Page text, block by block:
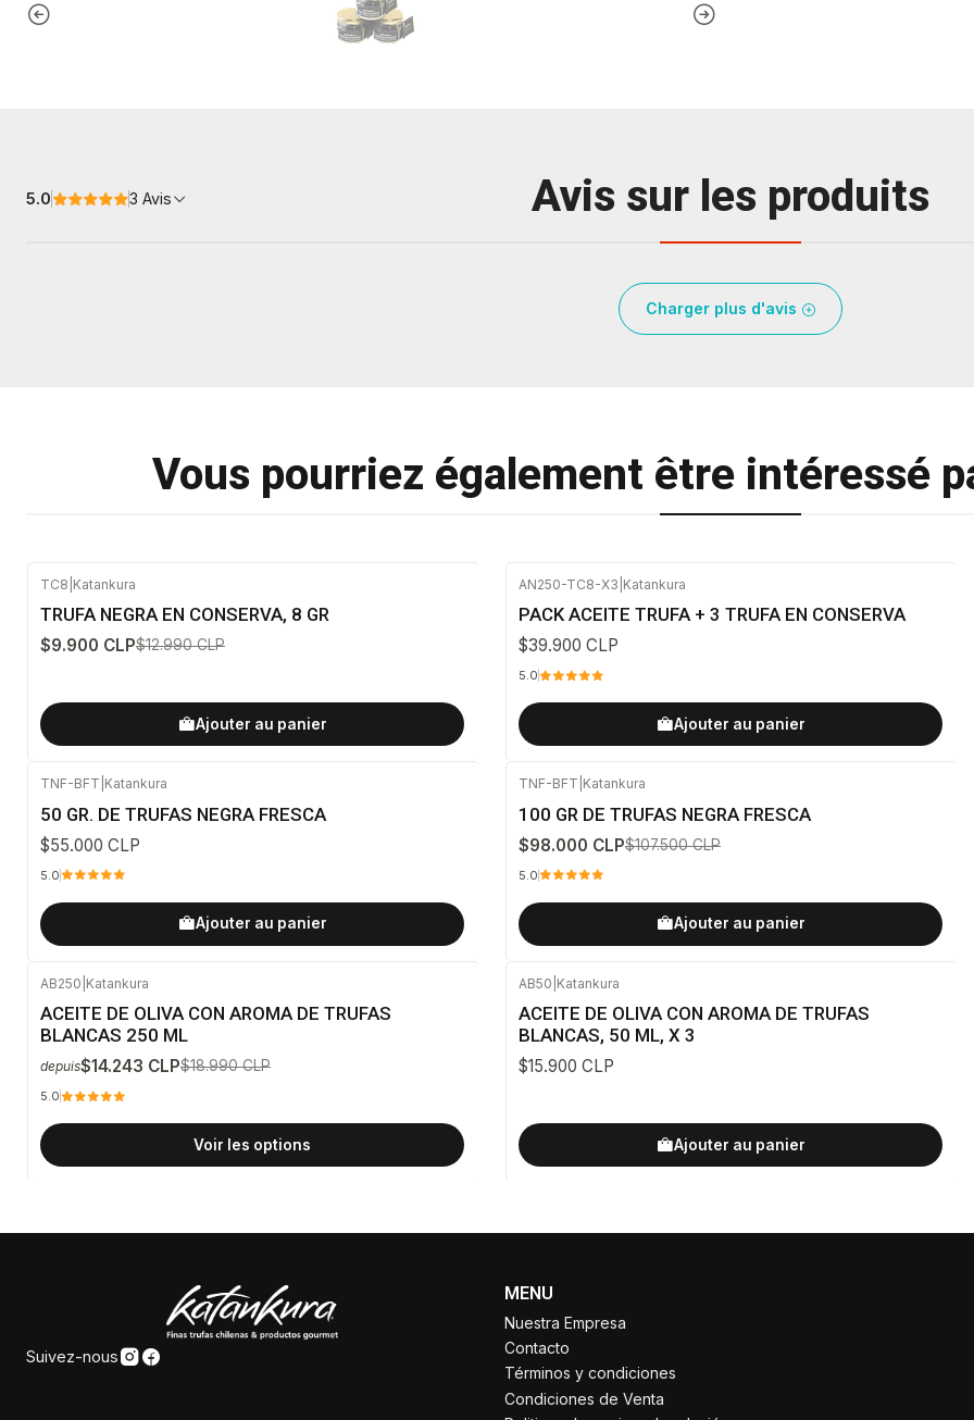
Avis sur les produits
5.0 3 Avis
Charger plus d'avis
Vous pourriez également être intéressé
TC8 Katankura
TRUFA NEGRA EN CONSERVA, 8 GR
$9.900 CLP$12.990 CLP
Ajouter au panier
AN250-TC8-X3 Katankura
PACK ACEITE TRUFA + 3 TRUFA EN CONSERVA
$39.900 CLP
5.0
Ajouter au panier
TNF-BFT Katankura
50 GR. DE TRUFAS NEGRA FRESCA
$55.000 CLP
5.0
Ajouter au panier
TNF-BFT Katankura
100 GR DE TRUFAS NEGRA FRESCA
$98.000 CLP$107.500 CLP
5.0
Ajouter au panier
AB250 Katankura
ACEITE DE OLIVA CON AROMA DE TRUFAS
BLANCAS 250 ML
depuis$14.243 CLP$18.990 CLP
5.0
Voir les options
AB50 Katankura
ACEITE DE OLIVA CON AROMA DE TRUFAS
BLANCAS, 50 ML, X 3
$15.900 CLP
Ajouter au panier
Suivez-nous
MENU
Nuestra Empresa
Contacto
Términos y condiciones
Condiciones de Venta